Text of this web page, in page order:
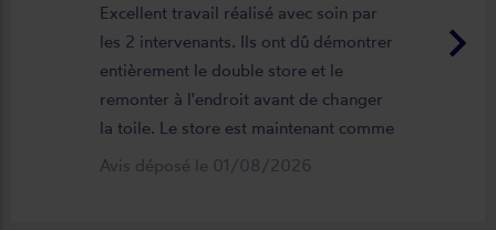
keyboard_arrow_right
Excellent travail réalisé avec soin par
les 2 intervenants. Ils ont dû démontrer
entièrement le double store et le
remonter à l'endroit avant de changer
la toile. Le store est maintenant comme
neuf, parfaitement positionné et
Avis déposé le 01/08/2026